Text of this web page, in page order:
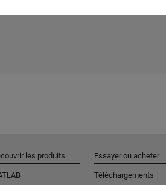
les produits Essayer ou acheter
Téléchargements